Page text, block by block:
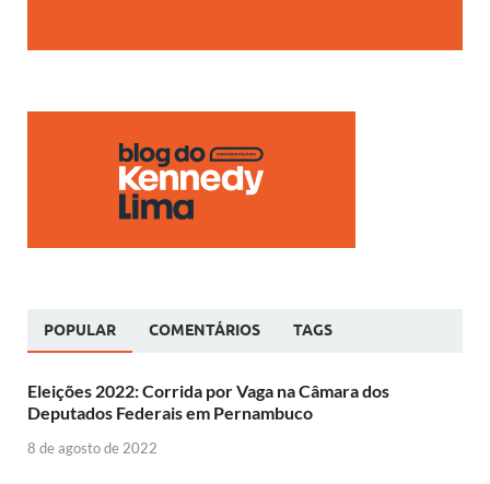
POPULAR COMENTÁRIOS TAGS
Eleições 2022: Corrida por Vaga na Câmara dos
Deputados Federais em Pernambuco
8 de agosto de 2022